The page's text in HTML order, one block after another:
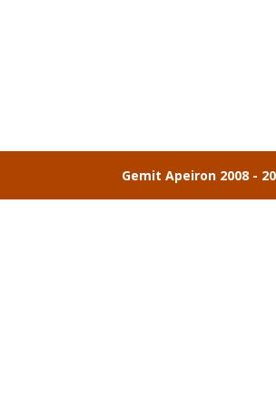
Gemit Apeiron 2008 -